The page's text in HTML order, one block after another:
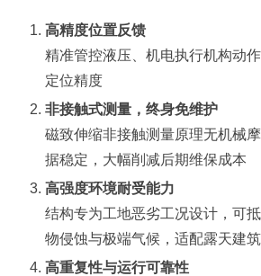
高精度位置反馈
精准管控液压、机电执行机构动
定位精度
非接触式测量，终身免维护
磁致伸缩非接触测量原理无机械
据稳定，大幅削减后期维保成本
高强度环境耐受能力
结构专为工地恶劣工况设计，可
物侵蚀与极端气候，适配露天建
高重复性与运行可靠性